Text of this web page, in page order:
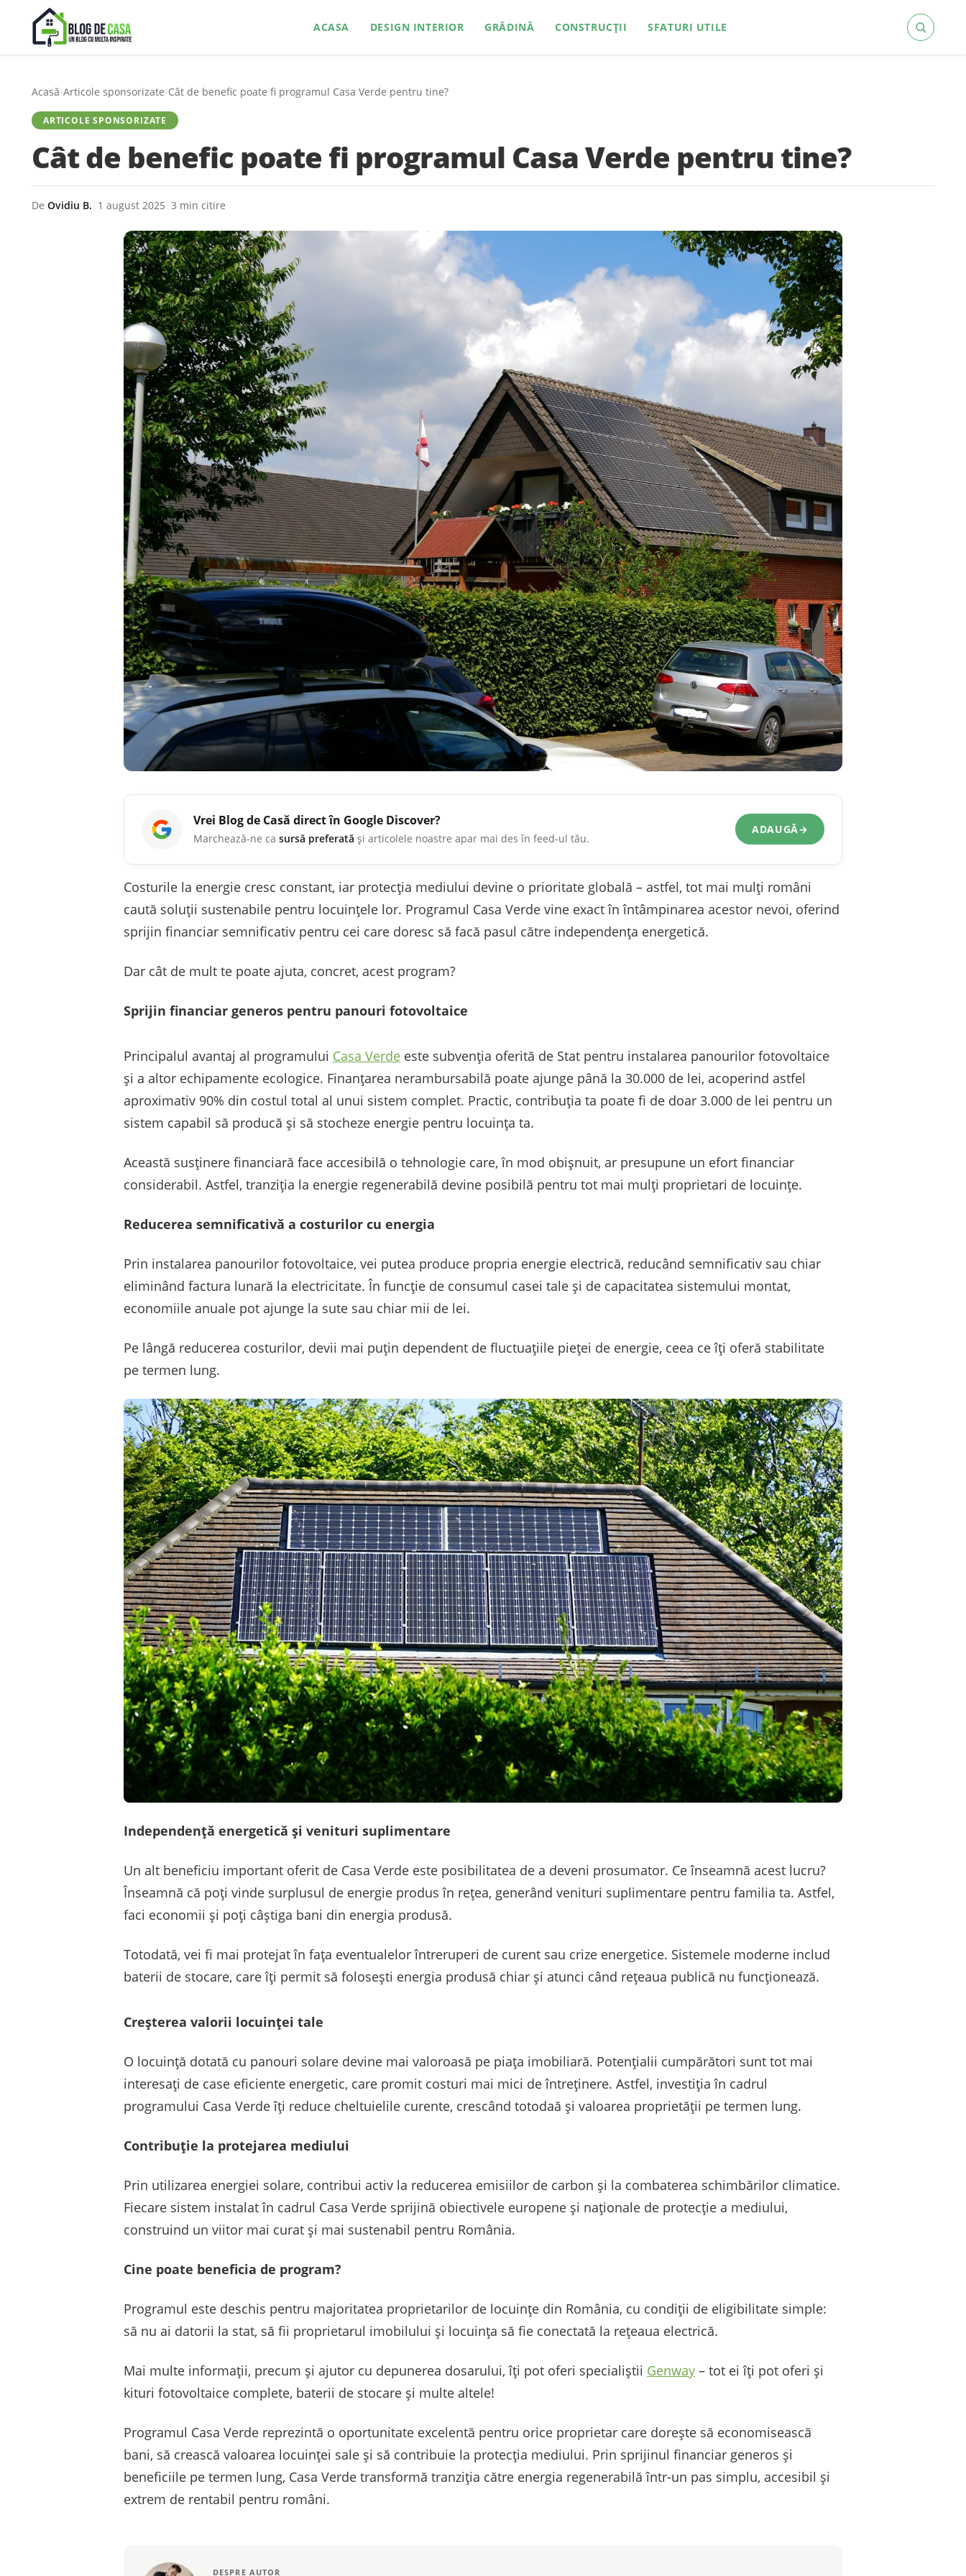
ACASA DESIGN INTERIOR GRĂDINĂ CONSTRUCȚII SFATURI UTILE
Acasă/Articole sponsorizate/Cât de benefic poate fi programul Casa Verde pentru tine?
ARTICOLE SPONSORIZATE
Cât de benefic poate fi programul Casa Verde pentru tine?
De Ovidiu B. 1 august 2025 3 min citire
Vrei Blog de Casă direct în Google Discover?
Marchează-ne ca sursă preferată și articolele noastre apar mai des în feed-ul tău.
ADAUGĂ→
Costurile la energie cresc constant, iar protecția mediului devine o prioritate globală – astfel, tot mai mulți români
caută soluții sustenabile pentru locuințele lor. Programul Casa Verde vine exact în întâmpinarea acestor nevoi, oferind
sprijin financiar semnificativ pentru cei care doresc să facă pasul către independența energetică.
Dar cât de mult te poate ajuta, concret, acest program?
Sprijin financiar generos pentru panouri fotovoltaice
Principalul avantaj al programului Casa Verde este subvenția oferită de Stat pentru instalarea panourilor fotovoltaice
și a altor echipamente ecologice. Finanțarea nerambursabilă poate ajunge până la 30.000 de lei, acoperind astfel
aproximativ 90% din costul total al unui sistem complet. Practic, contribuția ta poate fi de doar 3.000 de lei pentru un
sistem capabil să producă și să stocheze energie pentru locuința ta.
Această susținere financiară face accesibilă o tehnologie care, în mod obișnuit, ar presupune un efort financiar
considerabil. Astfel, tranziția la energie regenerabilă devine posibilă pentru tot mai mulți proprietari de locuințe.
Reducerea semnificativă a costurilor cu energia
Prin instalarea panourilor fotovoltaice, vei putea produce propria energie electrică, reducând semnificativ sau chiar
eliminând factura lunară la electricitate. În funcție de consumul casei tale și de capacitatea sistemului montat,
economiile anuale pot ajunge la sute sau chiar mii de lei.
Pe lângă reducerea costurilor, devii mai puțin dependent de fluctuațiile pieței de energie, ceea ce îți oferă stabilitate
pe termen lung.
Independență energetică și venituri suplimentare
Un alt beneficiu important oferit de Casa Verde este posibilitatea de a deveni prosumator. Ce înseamnă acest lucru?
Înseamnă că poți vinde surplusul de energie produs în rețea, generând venituri suplimentare pentru familia ta. Astfel,
faci economii și poți câștiga bani din energia produsă.
Totodată, vei fi mai protejat în fața eventualelor întreruperi de curent sau crize energetice. Sistemele moderne includ
baterii de stocare, care îți permit să folosești energia produsă chiar și atunci când rețeaua publică nu funcționează.
Creșterea valorii locuinței tale
O locuință dotată cu panouri solare devine mai valoroasă pe piața imobiliară. Potențialii cumpărători sunt tot mai
interesați de case eficiente energetic, care promit costuri mai mici de întreținere. Astfel, investiția în cadrul
programului Casa Verde îți reduce cheltuielile curente, crescând totodaă și valoarea proprietății pe termen lung.
Contribuție la protejarea mediului
Prin utilizarea energiei solare, contribui activ la reducerea emisiilor de carbon și la combaterea schimbărilor climatice.
Fiecare sistem instalat în cadrul Casa Verde sprijină obiectivele europene și naționale de protecție a mediului,
construind un viitor mai curat și mai sustenabil pentru România.
Cine poate beneficia de program?
Programul este deschis pentru majoritatea proprietarilor de locuințe din România, cu condiții de eligibilitate simple:
să nu ai datorii la stat, să fii proprietarul imobilului și locuința să fie conectată la rețeaua electrică.
Mai multe informații, precum și ajutor cu depunerea dosarului, îți pot oferi specialiștii Genway – tot ei îți pot oferi și
kituri fotovoltaice complete, baterii de stocare și multe altele!
Programul Casa Verde reprezintă o oportunitate excelentă pentru orice proprietar care dorește să economisească
bani, să crească valoarea locuinței sale și să contribuie la protecția mediului. Prin sprijinul financiar generos și
beneficiile pe termen lung, Casa Verde transformă tranziția către energia regenerabilă într-un pas simplu, accesibil și
extrem de rentabil pentru români.
DESPRE AUTOR